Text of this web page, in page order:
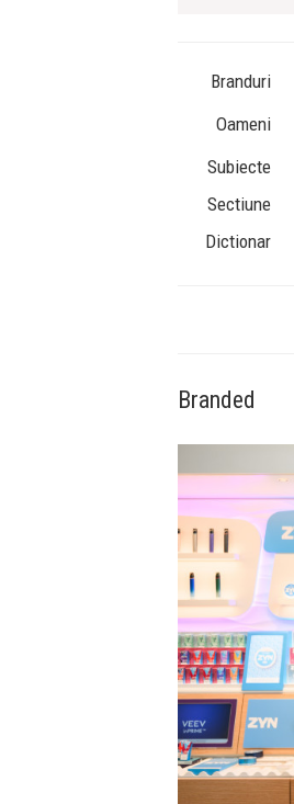
Branduri
Oameni
Subiecte
Sectiune
Dictionar
Branded